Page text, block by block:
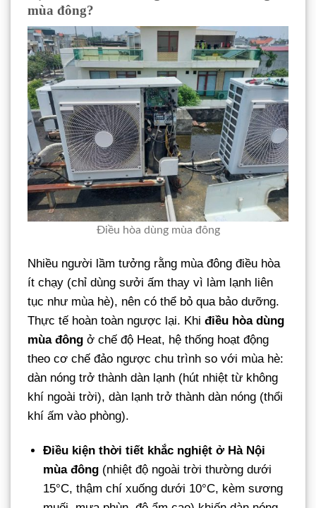
mùa đông?
Điều hòa dùng mùa đông
Nhiều người lầm tưởng rằng mùa đông điều hòa
ít chạy (chỉ dùng sưởi ấm thay vì làm lạnh liên
tục như mùa hè), nên có thể bỏ qua bảo dưỡng.
Thực tế hoàn toàn ngược lại. Khi điều hòa dùng
mùa đông ở chế độ Heat, hệ thống hoạt động
theo cơ chế đảo ngược chu trình so với mùa hè:
dàn nóng trở thành dàn lạnh (hút nhiệt từ không
khí ngoài trời), dàn lạnh trở thành dàn nóng (thổi
khí ấm vào phòng).
Điều kiện thời tiết khắc nghiệt ở Hà Nội
mùa đông (nhiệt độ ngoài trời thường dưới
15°C, thậm chí xuống dưới 10°C, kèm sương